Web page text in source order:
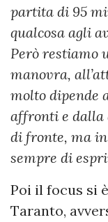
partita di 95
qualcosa agli
Però restiamo
manovra,
molto dipende
affronti e dalla
di fronte, ma
sempre di
Poi il focus si
Taranto,